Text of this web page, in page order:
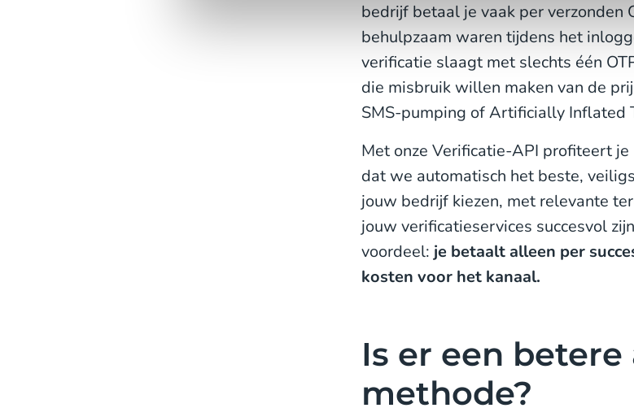
bedrijf betaal je vaak per verzonden
behulpzaam waren tijdens het
verificatie slaagt met slechts één
die misbruik willen maken van de
SMS-pumping of Artificially Inflated
Met onze Verificatie-API profiteert je
dat we automatisch het beste,
jouw bedrijf kiezen, met relevante
jouw verificatieservices succesvol
voordeel: je betaalt alleen per
kosten voor het kanaal.
Is er een
methode?